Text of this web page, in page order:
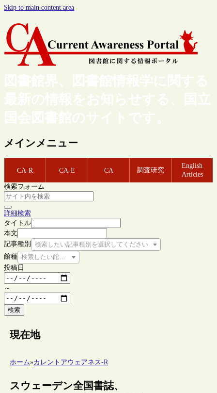
Skip to main content area
図書館界、図書館情報学に関する
最新の情報をお知らせする、国立
国会図書館のサイトです。
メインメニュー
CA-R CA-E CA 調査研究
English
Articles
検索フォーム
詳細検索
タイトル
本文
記事種別
検索したい記事種別を選択してください
館種 検索したい館種を選択してください
投稿日
～
検索
現在地
ホーム»カレントアウェアネス-R
スウェーデン全国書誌、